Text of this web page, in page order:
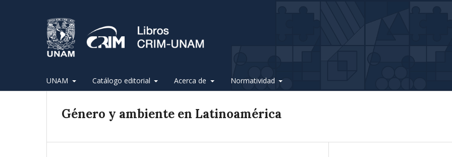
UNAM Catálogo editorial Acerca de Normatividad
Género y ambiente en Latinoamérica